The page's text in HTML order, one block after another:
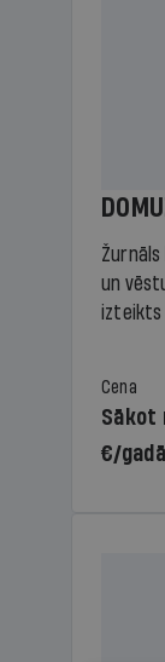
un
izteikts
Cena
Sākot
€/gadā